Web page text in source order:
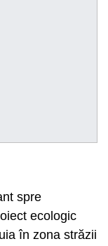
spre
ecologic
în zona străzii